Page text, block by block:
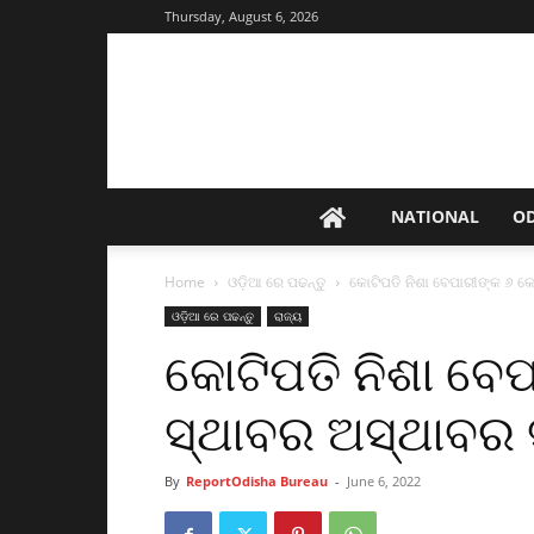
Thursday, August 6, 2026
NATIONAL
Home ଓଡ଼ିଆ ରେ ପଢନ୍ତୁ କୋଟିପତି ନିଶା ବେପାରୀଙ୍କ ୬
ଓଡ଼ିଆ ରେ ପଢନ୍ତୁ ରାଜ୍ୟ
କୋଟିପତି ନିଶା
ସ୍ଥାବର
By ReportOdisha Bureau - June 6, 2022